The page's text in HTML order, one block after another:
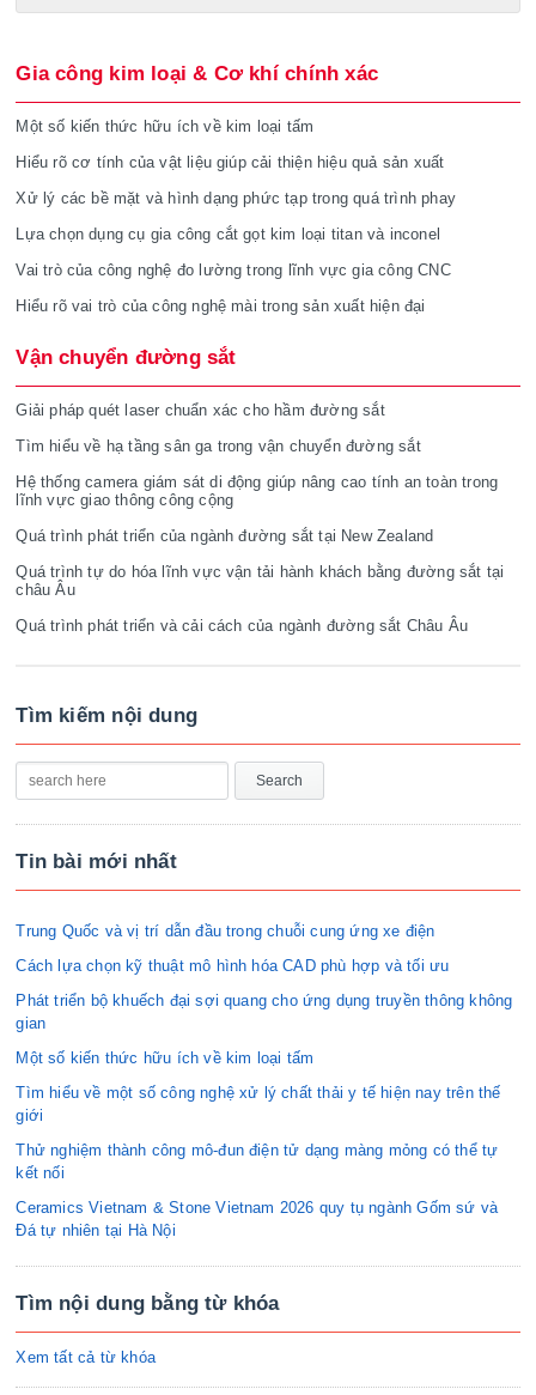
Gia công kim loại & Cơ khí chính xác
Một số kiến thức hữu ích về kim loại tấm
Hiểu rõ cơ tính của vật liệu giúp cải thiện hiệu quả sản xuất
Xử lý các bề mặt và hình dạng phức tạp trong quá trình phay
Lựa chọn dụng cụ gia công cắt gọt kim loại titan và inconel
Vai trò của công nghệ đo lường trong lĩnh vực gia công CNC
Hiểu rõ vai trò của công nghệ mài trong sản xuất hiện đại
Vận chuyển đường sắt
Giải pháp quét laser chuẩn xác cho hầm đường sắt
Tìm hiểu về hạ tầng sân ga trong vận chuyển đường sắt
Hệ thống camera giám sát di động giúp nâng cao tính an toàn trong
lĩnh vực giao thông công cộng
Quá trình phát triển của ngành đường sắt tại New Zealand
Quá trình tự do hóa lĩnh vực vận tải hành khách bằng đường sắt tại
châu Âu
Quá trình phát triển và cải cách của ngành đường sắt Châu Âu
Tìm kiếm nội dung
Tin bài mới nhất
Trung Quốc và vị trí dẫn đầu trong chuỗi cung ứng xe điện
Cách lựa chọn kỹ thuật mô hình hóa CAD phù hợp và tối ưu
Phát triển bộ khuếch đại sợi quang cho ứng dụng truyền thông không
gian
Một số kiến thức hữu ích về kim loại tấm
Tìm hiểu về một số công nghệ xử lý chất thải y tế hiện nay trên thế
giới
Thử nghiệm thành công mô-đun điện tử dạng màng mỏng có thể tự
kết nối
Ceramics Vietnam & Stone Vietnam 2026 quy tụ ngành Gốm sứ và
Đá tự nhiên tại Hà Nội
Tìm nội dung bằng từ khóa
Xem tất cả từ khóa